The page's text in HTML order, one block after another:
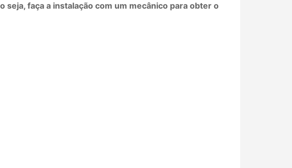
faça a instalação com um mecânico para obter o